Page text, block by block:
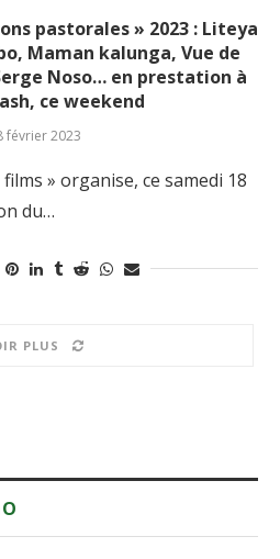
pastorales » 2023 : Liteya
Maman kalunga, Vue de
Noso… en prestation à
ce weekend
février 2023
» organise, ce samedi 18
du…
PLUS